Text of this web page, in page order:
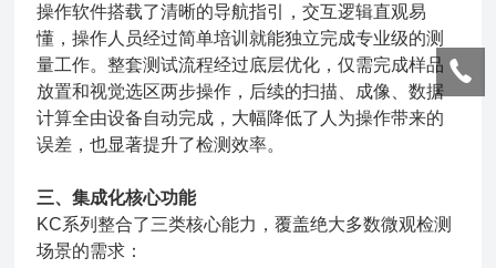
操作软件搭载了清晰的导航指引，交互逻辑直观易
懂，操作人员经过简单培训就能独立完成专业级的测
量工作。整套测试流程经过底层优化，仅需完成样品
放置和视觉选区两步操作，后续的扫描、成像、数据
计算全由设备自动完成，大幅降低了人为操作带来的
误差，也显著提升了检测效率。
三、集成化核心功能
KC系列整合了三类核心能力，覆盖绝大多数微观检测
场景的需求：